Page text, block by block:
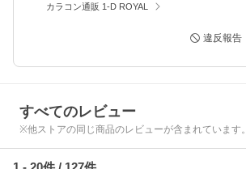
カラコン通販 1-D ROYAL
違反報告
すべてのレビュー
※他ストアの同じ商品のレビューが含まれています。